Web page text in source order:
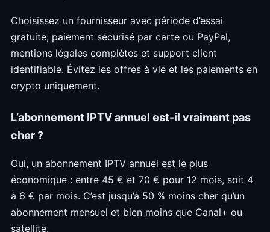
Choisissez un fournisseur avec période d’essai
gratuite, paiement sécurisé par carte ou PayPal,
mentions légales complètes et support client
identifiable. Évitez les offres à vie et les paiements en
crypto uniquement.
L’abonnement IPTV annuel est-il vraiment pas
cher ?
Oui, un abonnement IPTV annuel est le plus
économique : entre 45 € et 70 € pour 12 mois, soit 4
à 6 € par mois. C’est jusqu’à 50 % moins cher qu’un
abonnement mensuel et bien moins que Canal+ ou
satellite.